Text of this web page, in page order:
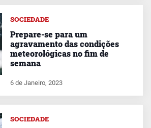
SOCIEDADE
Prepare-se para um
agravamento das condições
meteorológicas no fim de
semana
6 de Janeiro, 2023
SOCIEDADE